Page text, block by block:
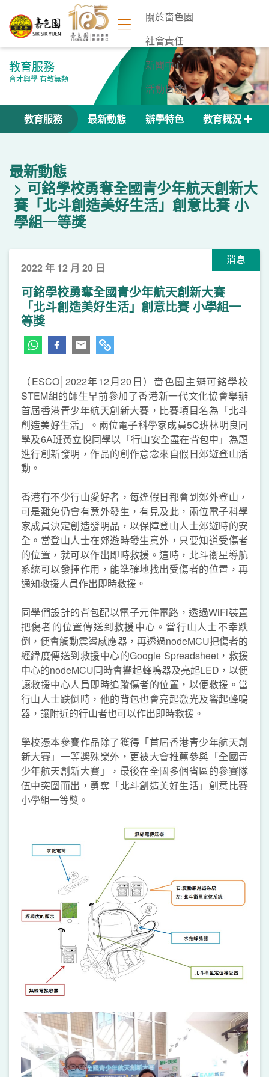
關於嗇色園
社會責任
新聞中心
活動日誌
聯絡我們
教育服務
育才興學 有教無類
教育服務 最新動態 辦學特色 教育概況
最新動態
可銘學校勇奪全國青少年航天創新大
賽「北斗創造美好生活」創意比賽 小
學組一等獎
消息
2022 年 12 月 20 日
可銘學校勇奪全國青少年航天創新大賽
「北斗創造美好生活」創意比賽 小學組一
等獎
（ESCO│2022年12月20日）嗇色園主辧可銘學校
STEM組的師生早前參加了香港新一代文化協會舉辦
首屆香港青少年航天創新大賽，比賽項目名為「北斗
創造美好生活」。兩位電子科學家成員5C班林明良同
學及6A班黃立悅同學以「行山安全盡在背包中」為題
進行創新發明，作品的創作意念來自假日郊遊登山活
動。
香港有不少行山愛好者，每逢假日都會到郊外登山，
可是難免仍會有意外發生，有見及此，兩位電子科學
家成員決定創造發明品，以保障登山人士郊遊時的安
全。當登山人士在郊遊時發生意外，只要知道受傷者
的位置，就可以作出即時救援。這時，北斗衞星導航
系統可以發揮作用，能準確地找出受傷者的位置，再
通知救援人員作出即時救援。
同學們設計的背包配以電子元件電路，透過WiFi裝置
把傷者的位置傳送到救援中心。當行山人士不幸跌
倒，便會觸動震盪感應器，再透過nodeMCU把傷者的
經緯度傳送到救援中心的Google Spreadsheet，救援
中心的nodeMCU同時會響起蜂鳴器及亮起LED，以便
讓救援中心人員即時追蹤傷者的位置，以便救援。當
行山人士跌倒時，他的背包也會亮起激光及響起蜂鳴
器，讓附近的行山者也可以作出即時救援。
學校憑本參賽作品除了獲得「首屆香港青少年航天創
新大賽」一等獎殊榮外，更被大會推薦參與「全國青
少年航天創新大賽」，最後在全國多個省區的參賽隊
伍中突圍而出，勇奪「北斗創造美好生活」創意比賽
小學組一等獎。